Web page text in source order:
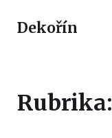
Dekořín
Rubrika: